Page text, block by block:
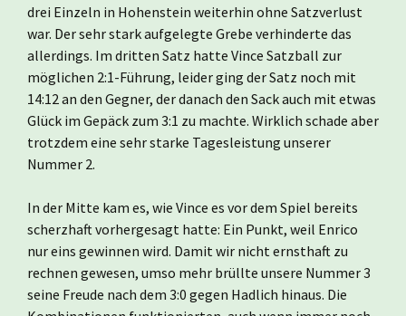
drei Einzeln in Hohenstein weiterhin ohne Satzverlust
war. Der sehr stark aufgelegte Grebe verhinderte das
allerdings. Im dritten Satz hatte Vince Satzball zur
möglichen 2:1-Führung, leider ging der Satz noch mit
14:12 an den Gegner, der danach den Sack auch mit etwas
Glück im Gepäck zum 3:1 zu machte. Wirklich schade aber
trotzdem eine sehr starke Tagesleistung unserer
Nummer 2.
In der Mitte kam es, wie Vince es vor dem Spiel bereits
scherzhaft vorhergesagt hatte: Ein Punkt, weil Enrico
nur eins gewinnen wird. Damit wir nicht ernsthaft zu
rechnen gewesen, umso mehr brüllte unsere Nummer 3
seine Freude nach dem 3:0 gegen Hadlich hinaus. Die